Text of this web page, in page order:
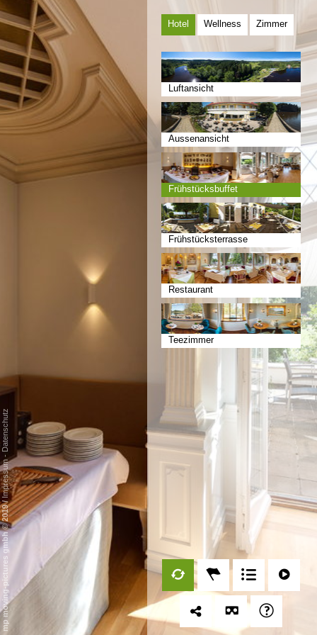
Hotel Wellness Zimmer
Luftansicht
Aussenansicht
Frühstücksbuffet
Frühstücksterrasse
Restaurant
Teezimmer
mp moving-pictures gmbh © 2019
/
Impressum
-
Datenschutz